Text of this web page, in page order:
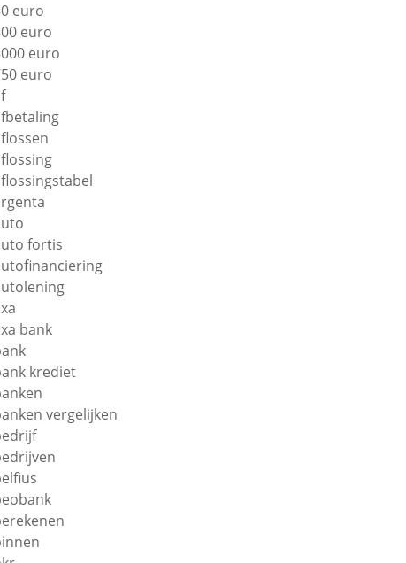
euro
euro
euro
euro
fortis
bank
krediet
vergelijken